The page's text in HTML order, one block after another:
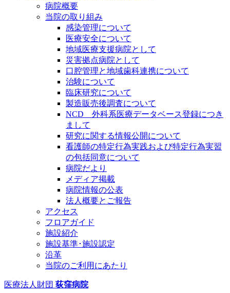
病院概要
当院の取り組み
感染管理について
医療安全について
地域医療支援病院として
災害拠点病院として
口腔管理と地域歯科連携について
治験について
臨床研究について
製造販売後調査について
NCD 外科系医療データベース登録につき
まして
研究に関する情報公開について
看護師の特定行為実践および特定行為実習
の包括同意について
病院だより
メディア掲載
病院情報の公表
法人概要とご報告
アクセス
フロアガイド
施設紹介
施設基準･施設認定
沿革
当院のご利用にあたり
医療法人財団 荻窪病院